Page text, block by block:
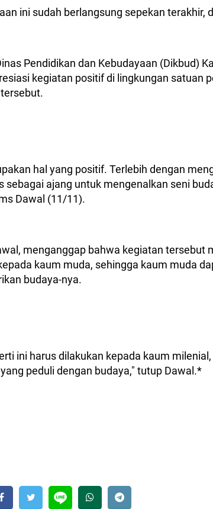
ini sudah berlangsung sepekan terakhir,
Pendidikan dan Kebudayaan (Dikbud)
kegiatan positif di lingkungan satuan
hal yang positif. Terlebih dengan
sebagai ajang untuk mengenalkan seni
Dawal (11/11).
menganggap bahwa kegiatan tersebut
kaum muda, sehingga kaum muda
budaya-nya.
ini harus dilakukan kepada kaum
peduli dengan budaya," tutup Dawal.*